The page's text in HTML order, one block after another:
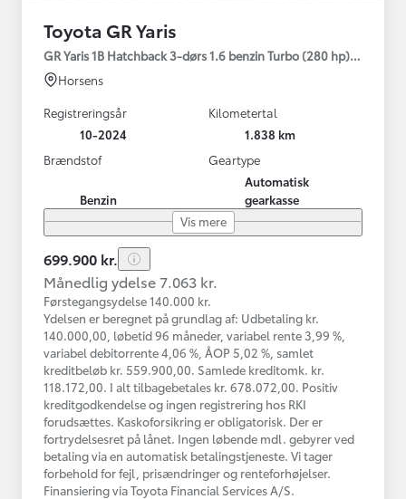
Toyota GR Yaris
GR Yaris 1B Hatchback 3-dørs 1.6 benzin Turbo (280 hp) Aut.
Horsens
Registreringsår
10-2024
Kilometertal
1.838 km
Brændstof
Benzin
Geartype
Automatisk
gearkasse
Vis mere
699.900 kr.
Månedlig ydelse 7.063 kr.
Førstegangsydelse 140.000 kr.
Ydelsen er beregnet på grundlag af: Udbetaling kr.
140.000,00, løbetid 96 måneder, variabel rente 3,99 %,
variabel debitorrente 4,06 %, ÅOP 5,02 %, samlet
kreditbeløb kr. 559.900,00. Samlede kreditomk. kr.
118.172,00. I alt tilbagebetales kr. 678.072,00. Positiv
kreditgodkendelse og ingen registrering hos RKI
forudsættes. Kaskoforsikring er obligatorisk. Der er
fortrydelsesret på lånet. Ingen løbende mdl. gebyrer ved
betaling via en automatisk betalingstjeneste. Vi tager
forbehold for fejl, prisændringer og renteforhøjelser.
Finansiering via Toyota Financial Services A/S.